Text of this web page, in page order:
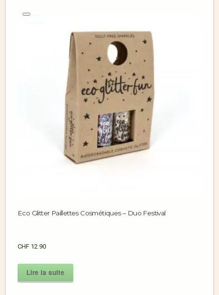
Eco Glitter Paillettes Cosmétiques – Duo Festival
CHF 12.90
Lire la suite